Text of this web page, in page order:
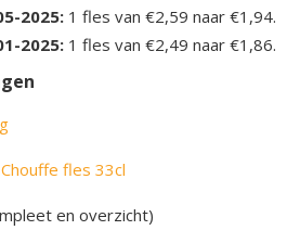
2025: 1 fles van €2,59 naar €1,94.
2025: 1 fles van €2,49 naar €1,86.
fles 33cl
en overzicht)